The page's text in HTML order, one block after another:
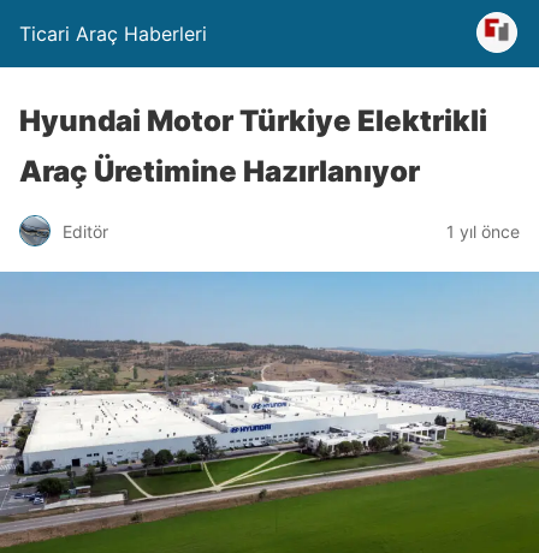
Ticari Araç Haberleri
Hyundai Motor Türkiye Elektrikli
Araç Üretimine Hazırlanıyor
Editör 1 yıl önce